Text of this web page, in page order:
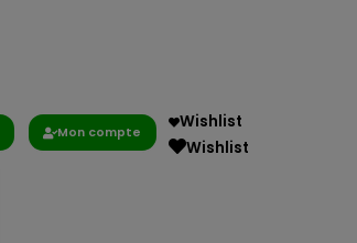
Mon compte
Wishlist
Wishlist